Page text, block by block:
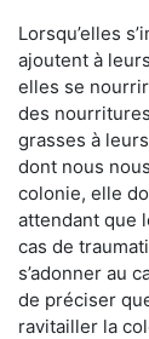
Lorsqu’elles
ajoutent à
elles se
des
grasses à
dont nous
colonie, elle
attendant que
cas de
s’adonner au
de préciser
ravitailler la